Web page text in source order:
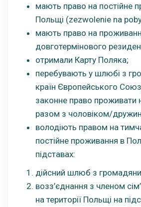
мають право на постійне
Польщі (zezwolenie na
мають право на
довготермінового
отримали Карту Поляка;
перебувають у шлюбі з
країн Європейського
законне право проживати
разом з чоловіком/
володіють правом на
постійне проживання в
підставах:
дійсний шлюб з
возз’єднання з членом
на території Польщі на